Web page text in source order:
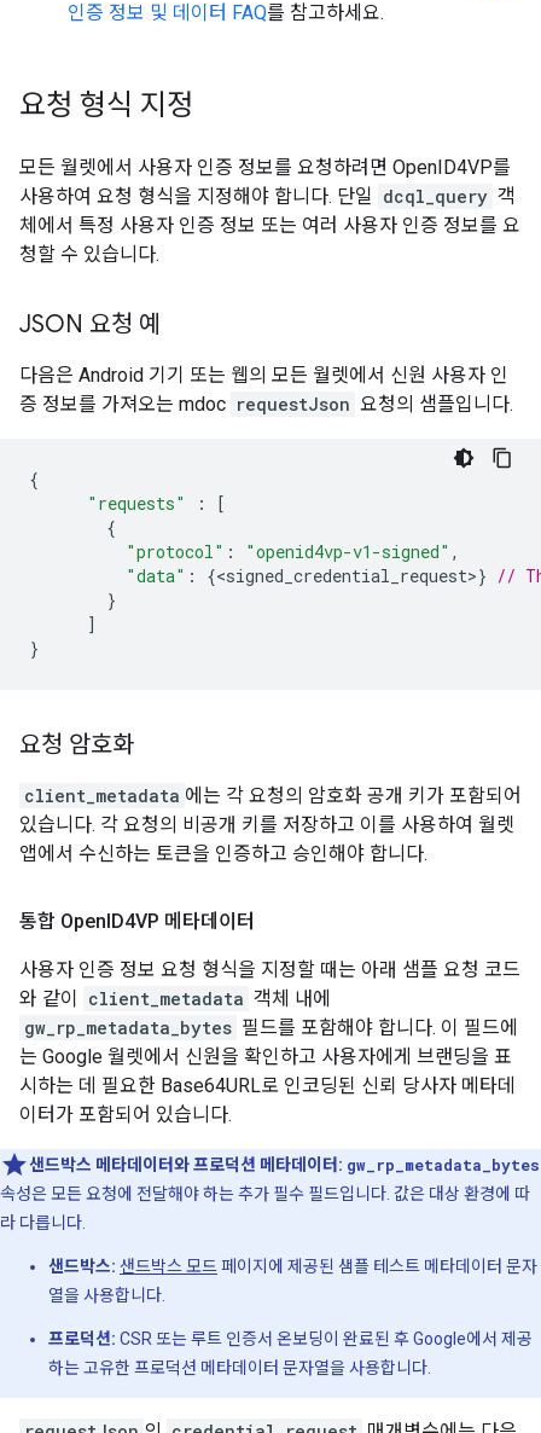
인증 정보 및 데이터 FAQ를 참고하세요.
요청 형식 지정
모든 월렛에서 사용자 인증 정보를 요청하려면 OpenID4VP를
사용하여 요청 형식을 지정해야 합니다. 단일 dcql_query 객
체에서 특정 사용자 인증 정보 또는 여러 사용자 인증 정보를 요
청할 수 있습니다.
JSON 요청 예
다음은 Android 기기 또는 웹의 모든 월렛에서 신원 사용자 인
증 정보를 가져오는 mdoc requestJson 요청의 샘플입니다.
{
"requests"
:
[
{
"protocol" : "openid4vp-v1-signed" ,
"data" : {<signed_credential_request>} //
}
]
}
요청 암호화
client_metadata 에는 각 요청의 암호화 공개 키가 포함되어
있습니다. 각 요청의 비공개 키를 저장하고 이를 사용하여 월렛
앱에서 수신하는 토큰을 인증하고 승인해야 합니다.
통합 OpenID4VP 메타데이터
사용자 인증 정보 요청 형식을 지정할 때는 아래 샘플 요청 코드
와 같이
client_metadata 객체 내에
gw_rp_metadata_bytes 필드를 포함해야 합니다. 이 필드에
는 Google 월렛에서 신원을 확인하고 사용자에게 브랜딩을 표
시하는 데 필요한 Base64URL로 인코딩된 신뢰 당사자 메타데
이터가 포함되어 있습니다.
샌드박스 메타데이터와 프로덕션 메타데이터: gw_rp_metadata_bytes
속성은 모든 요청에 전달해야 하는 추가 필수 필드입니다. 값은 대상 환경에 따
라 다릅니다.
샌드박스: 샌드박스 모드페이지에 제공된 샘플 테스트 메타데이터 문자
열을 사용합니다.
프로덕션: CSR 또는 루트 인증서 온보딩이 완료된 후 Google에서 제공
하는 고유한 프로덕션 메타데이터 문자열을 사용합니다.